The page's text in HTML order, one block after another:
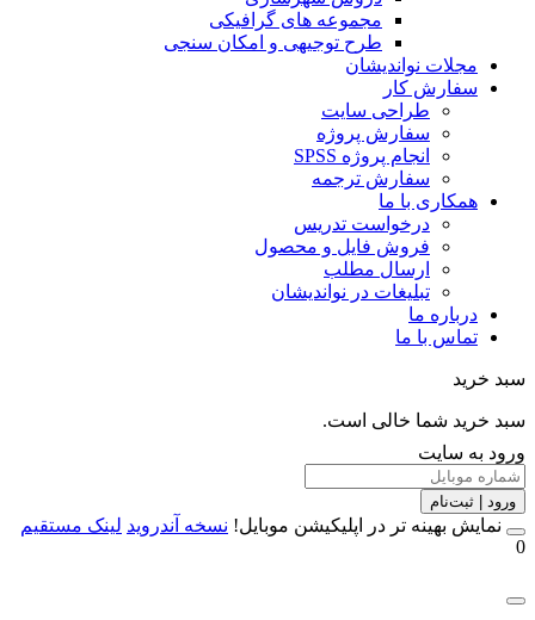
مجموعه های گرافیکی
طرح توجیهی و امکان سنجی
مجلات نواندیشان
سفارش کار
طراحی سایت
سفارش پروژه
انجام پروژه SPSS
سفارش ترجمه
همکاری با ما
درخواست تدریس
فروش فایل و محصول
ارسال مطلب
تبلیغات در نواندیشان
درباره ما
تماس با ما
خرید شما خالی است.
به سایت
| ثبت‌نام
بهینه تر در اپلیکیشن موبایل!نسخه آندروید لینک مستقیم